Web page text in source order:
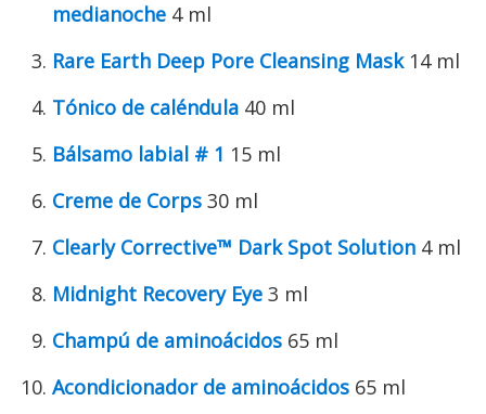
medianoche 4 ml
Rare Earth Deep Pore Cleansing Mask14 ml
Tónico de caléndula 40 ml
Bálsamo labial # 1 15 ml
Creme de Corps 30 ml
Clearly Corrective™ Dark Spot Solution 4 ml
Midnight Recovery Eye 3 ml
Champú de aminoácidos 65 ml
Acondicionador de aminoácidos 65 ml